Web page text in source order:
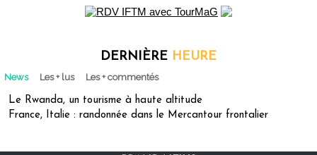
DERNIÈRE HEURE
News Les + lus Les + commentés
Le Rwanda, un tourisme à haute altitude
France, Italie : randonnée dans le Mercantour frontalier